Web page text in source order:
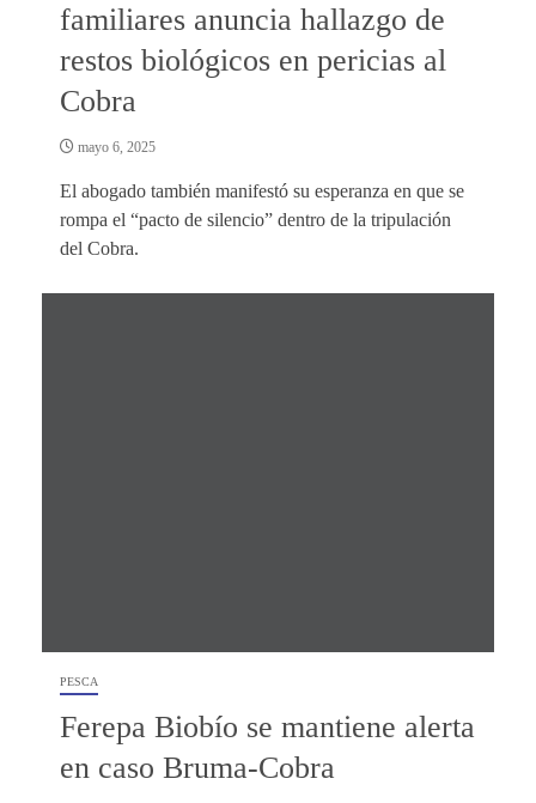
familiares anuncia hallazgo de
restos biológicos en pericias al
Cobra
mayo 6, 2025
El abogado también manifestó su esperanza en que se
rompa el “pacto de silencio” dentro de la tripulación
del Cobra.
PESCA
Ferepa Biobío se mantiene alerta
en caso Bruma-Cobra